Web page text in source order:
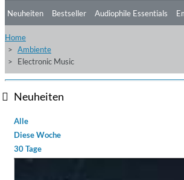
Neuheiten Bestseller Audiophile Essentials
Home
Ambiente
Electronic Music
Neuheiten
Alle
Diese Woche
30 Tage